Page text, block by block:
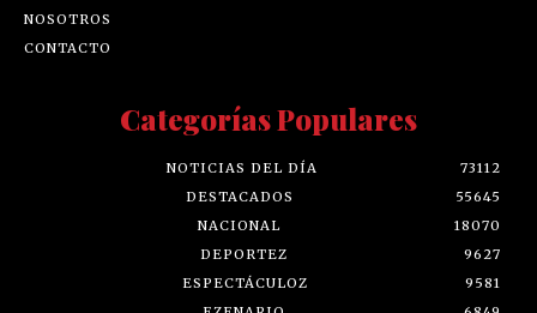
NOSOTROS
CONTACTO
Categorías Populares
NOTICIAS DEL DÍA
73112
DESTACADOS
55645
NACIONAL
18070
DEPORTEZ
9627
ESPECTÁCULOZ
9581